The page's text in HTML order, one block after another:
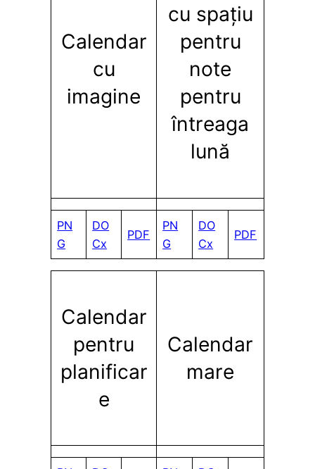
Calendar
cu
imagine
cu spațiu
pentru
note
pentru
întreaga
lună
PN
G
DO
Cx
PDF
PN
G
DO
Cx
PDF
Calendar
pentru
planificar
e
Calendar
mare